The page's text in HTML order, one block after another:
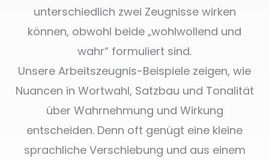
unterschiedlich zwei Zeugnisse wirken
können, obwohl beide „wohlwollend und
wahr“ formuliert sind.
Unsere Arbeitszeugnis-Beispiele zeigen, wie
Nuancen in Wortwahl, Satzbau und Tonalität
über Wahrnehmung und Wirkung
entscheiden. Denn oft genügt eine kleine
sprachliche Verschiebung und aus einem